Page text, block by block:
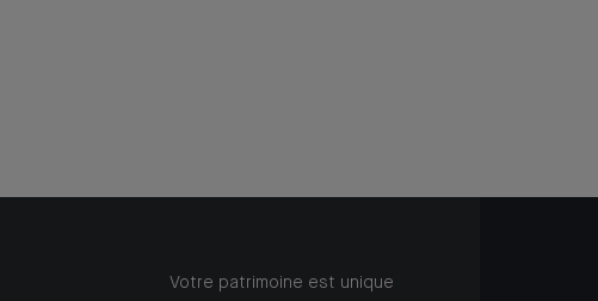
Votre patrimoine est unique